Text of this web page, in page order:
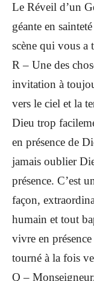
Le Réveil d’un
géante en
scène qui vous a
R – Une des
invitation à
vers le ciel et la
Dieu trop
en présence de
jamais oublier
présence. C’est
façon,
humain et tout
vivre en
tourné à la fois
Q –